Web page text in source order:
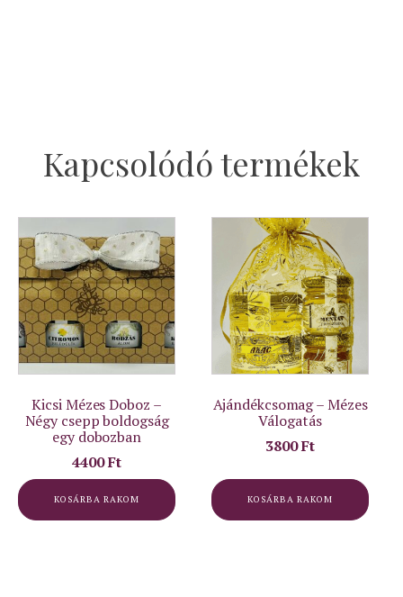
Kapcsolódó termékek
Kicsi Mézes Doboz –
Négy csepp boldogság
egy dobozban
4400Ft
KOSÁRBA RAKOM
Ajándékcsomag – Mézes
Válogatás
3800Ft
KOSÁRBA RAKOM